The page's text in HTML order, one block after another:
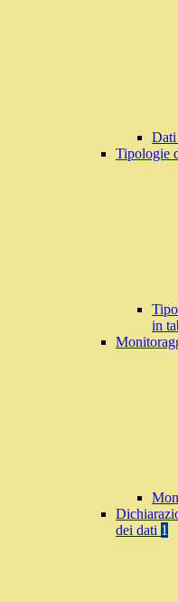
Dati
Tipologie
in
dei dati 1